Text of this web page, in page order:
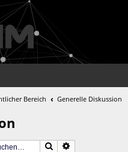
Bereich Generelle Diskussion
Suche